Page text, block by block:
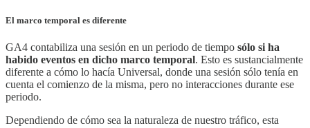
El marco temporal es diferente
GA4 contabiliza una sesión en un periodo de tiempo sólo si ha
habido eventos en dicho marco temporal. Esto es sustancialmente
diferente a cómo lo hacía Universal, donde una sesión sólo tenía en
cuenta el comienzo de la misma, pero no interacciones durante ese
periodo.
Dependiendo de cómo sea la naturaleza de nuestro tráfico, esta